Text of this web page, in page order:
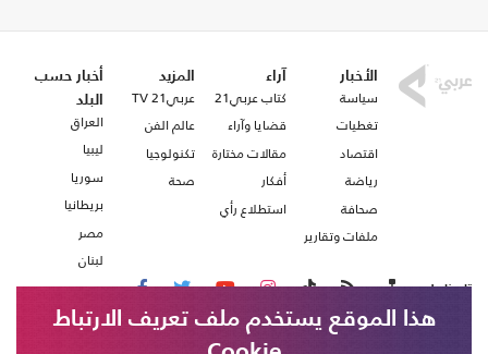
الأخبار
سياسة
تغطيات
اقتصاد
رياضة
صحافة
ملفات وتقارير
آراء
كتاب عربي21
قضايا وآراء
مقالات مختارة
أفكار
استطلاع رأي
المزيد
عربي21 TV
عالم الفن
تكنولوجيا
صحة
أخبار حسب
البلد
العراق
ليبيا
سوريا
بريطانيا
مصر
لبنان
تابعنا على
هذا الموقع يستخدم ملف تعريف الارتباط